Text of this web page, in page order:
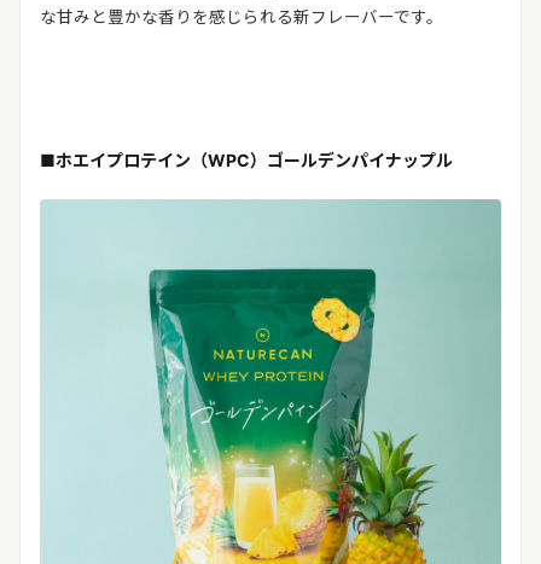
な甘みと豊かな香りを感じられる新フレーバーです。
■ホエイプロテイン（WPC）ゴールデンパイナップル